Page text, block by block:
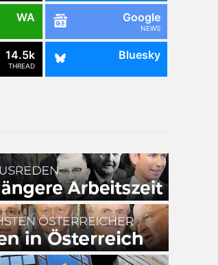
WA Google
NEWS
14.5k
THREAD
Bluesky